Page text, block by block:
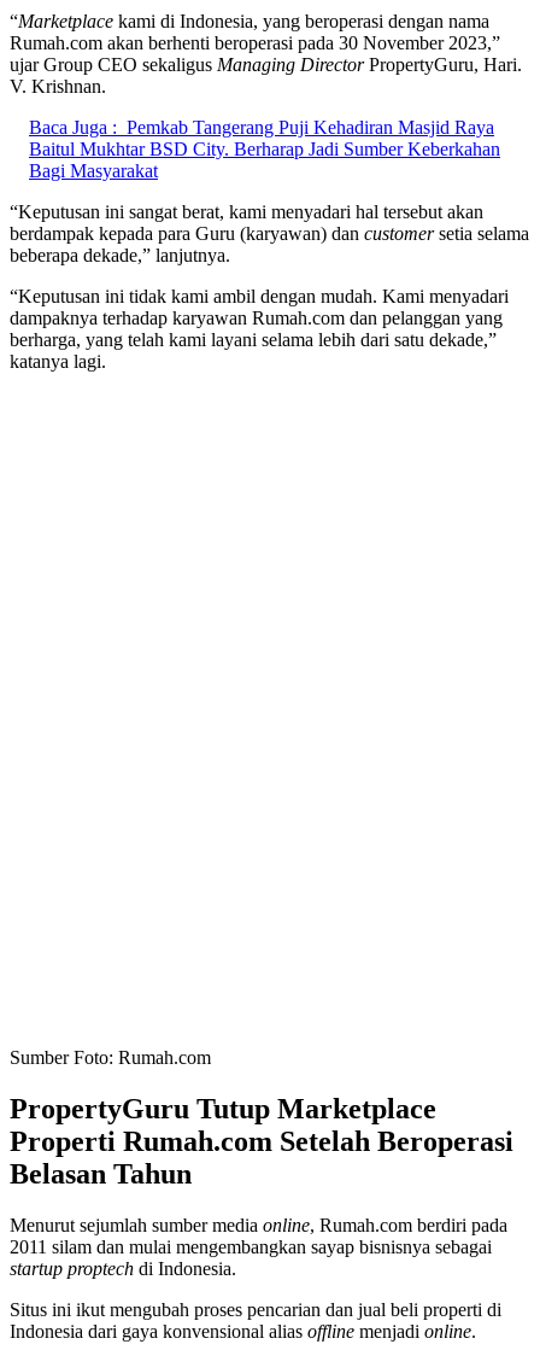
“Marketplace kami di Indonesia, yang beroperasi dengan nama
Rumah.com akan berhenti beroperasi pada 30 November 2023,”
ujar Group CEO sekaligus Managing DirectorPropertyGuru, Hari.
V. Krishnan.
Baca Juga : Pemkab Tangerang Puji Kehadiran Masjid Raya
Baitul Mukhtar BSD City. Berharap Jadi Sumber Keberkahan
Bagi Masyarakat
“Keputusan ini sangat berat, kami menyadari hal tersebut akan
berdampak kepada para Guru (karyawan) dan customersetia selama
beberapa dekade,” lanjutnya.
“Keputusan ini tidak kami ambil dengan mudah. Kami menyadari
dampaknya terhadap karyawan Rumah.com dan pelanggan yang
berharga, yang telah kami layani selama lebih dari satu dekade,”
katanya lagi.
Sumber Foto: Rumah.com
PropertyGuru Tutup Marketplace
Properti Rumah.com Setelah Beroperasi
Belasan Tahun
Menurut sejumlah sumber media online, Rumah.com berdiri pada
2011 silam dan mulai mengembangkan sayap bisnisnya sebagai
startup proptech di Indonesia.
Situs ini ikut mengubah proses pencarian dan jual beli properti di
Indonesia dari gaya konvensional alias offline menjadi online.